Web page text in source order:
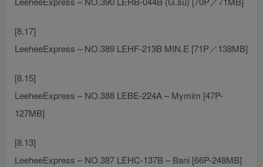
[8.17]
LeeheeExpress – NO.389 LEHF-213B MIN.E [71P／138MB]
[8.15]
LeeheeExpress – NO.388 LEBE-224A – Mymim [47P-
127MB]
[8.13]
LeeheeExpress – NO.387 LEHC-137B – Bani [66P-248MB]